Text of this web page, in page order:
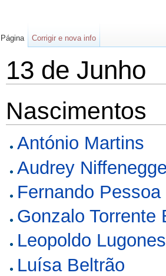
13 de Junho
Nascimentos
António Martins
Audrey
Fernando Pessoa
Gonzalo Torrente
Leopoldo Lugones
Luísa Beltrão
Página Corrigir e nova info